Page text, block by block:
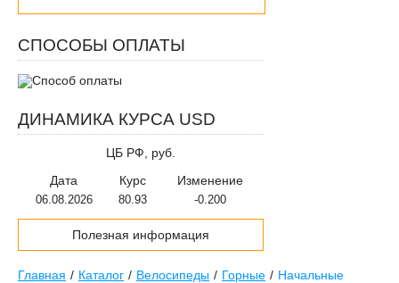
СПОСОБЫ ОПЛАТЫ
ДИНАМИКА КУРСА USD
ЦБ РФ, руб.
Дата
Курс Изменение
06.08.2026 80.93 -0.200
Полезная информация
Главная Каталог Велосипеды Горные Начальные